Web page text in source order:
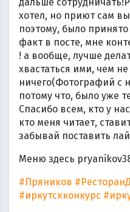
хотел, но приют сам
поэтому, было
факт в посте, мне
! а вообще, лучше
хвастаться ими, чем не
ничего(Фотографий с
потому что, было уже
Спасибо всем, кто у
кто меня читает,
забывай поставить
Меню здесь
#Пряников
#иркутскконкурс